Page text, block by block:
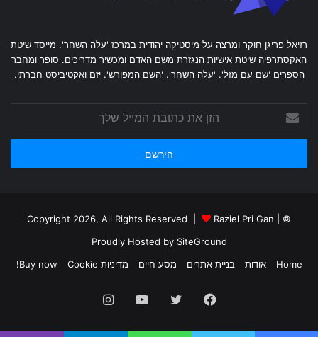
רזיאל פריגן חוקר ומרצה על מיסטיקה יהודית במרכז 'עלה השחר'. מייסד שיטת
האקסתרפיה שיטת אישיות הנגזרת משם האדם ומכשיר מדריכים. סופר ומחבר
הספרים 'שם עם מזל'. 'עלה השחר'. 'השם המפורש'. יזם ואקטיביסט חברתי.
את
כתובת
שלך
© Copyright 2026, All Rights Reserved |
Raziel Pri Gan
Proudly Hosted by SiteGround
Home
אודות בניית אתרים מסע חיים מדיניות Cookie Buy now!
Facebook
Twitter
YouTube
Instagram